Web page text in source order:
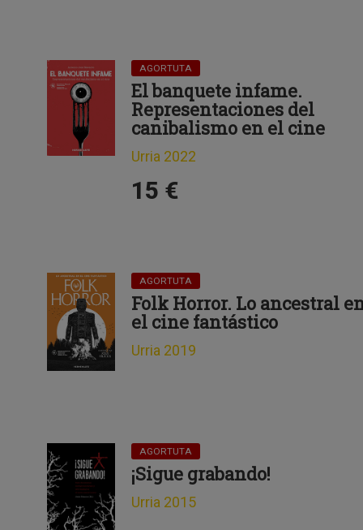
AGORTUTA
El banquete infame.
Representaciones del
canibalismo en el cine
Urria 2022
15 €
AGORTUTA
Folk Horror. Lo ancestral
el cine fantástico
Urria 2019
AGORTUTA
¡Sigue grabando!
Urria 2015